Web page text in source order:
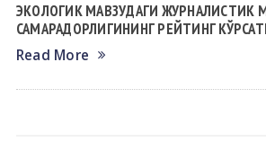
ЭКОЛОГИК МАВЗУДАГИ ЖУРНАЛИСТИК
САМАРАДОРЛИГИНИНГ РЕЙТИНГ
Read More